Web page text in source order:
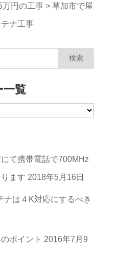
万円の工事> 草加市で屋
ナ工事
一覧
て携帯電話で700MHz
ます 2018年5月16日
ナは４K対応にするべき
ポイント 2016年7月9